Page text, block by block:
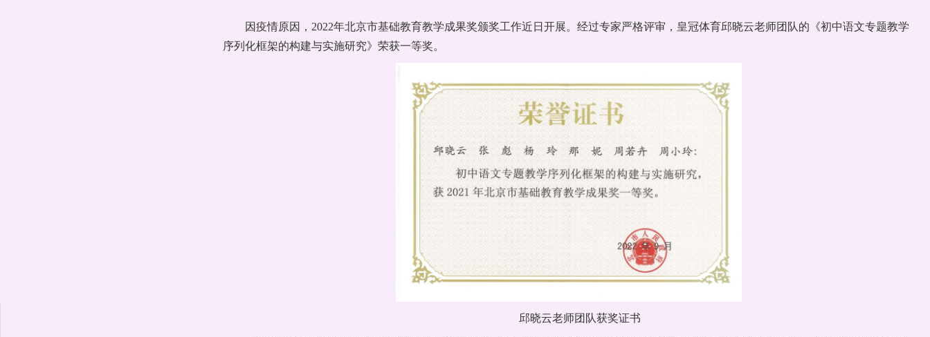
因疫情原因，2022年北京市基础教育教学成果奖颁奖工作近日开展。经过专家严格评审，皇冠体育邱晓云老师团队的《初中语文专题教学
序列化框架的构建与实施研究》荣获一等奖。
邱晓云老师团队获奖证书